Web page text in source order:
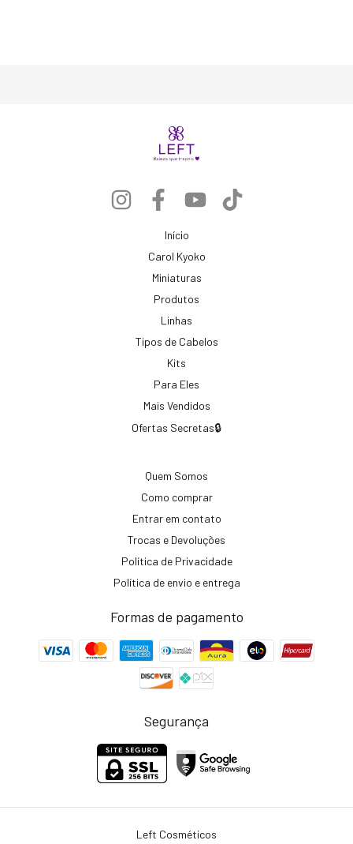
Início
Carol Kyoko
Miniaturas
Produtos
Linhas
Tipos de Cabelos
Kits
Para Eles
Mais Vendidos
Ofertas Secretas🔒
Quem Somos
Como comprar
Entrar em contato
Trocas e Devoluções
Política de Privacidade
Política de envio e entrega
Formas de pagamento
Segurança
Left Cosméticos